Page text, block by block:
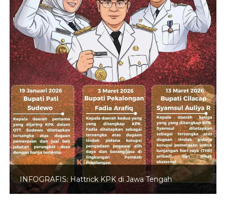
INFOGRAFIS: 5 Anggota DPR Dinonaktifkan